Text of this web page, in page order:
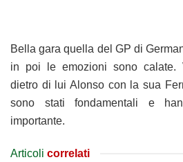
Bella gara quella del GP di
in poi le emozioni sono calate.
dietro di lui Alonso con la sua
sono stati fondamentali e
importante.
Articoli correlati